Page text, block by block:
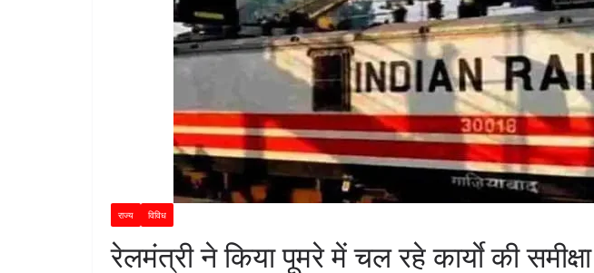
राज्य विविध
रेलमंत्री ने किया पूमरे में चल रहे कार्याे की समीक्षा